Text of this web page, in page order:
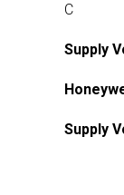
C
Supply
Supply